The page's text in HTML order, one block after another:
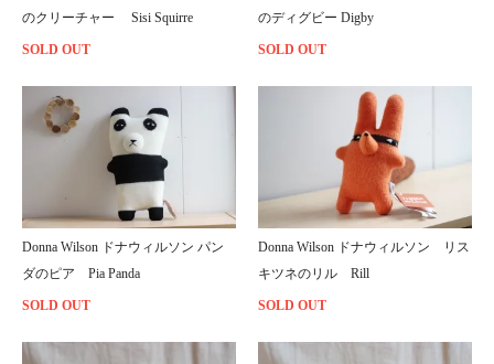
のクリーチャー Sisi Squirre
SOLD OUT
のディグビー Digby
SOLD OUT
Donna Wilson ドナウィルソン パン
ダのピア Pia Panda
SOLD OUT
Donna Wilson ドナウィルソン リス
キツネのリル Rill
SOLD OUT